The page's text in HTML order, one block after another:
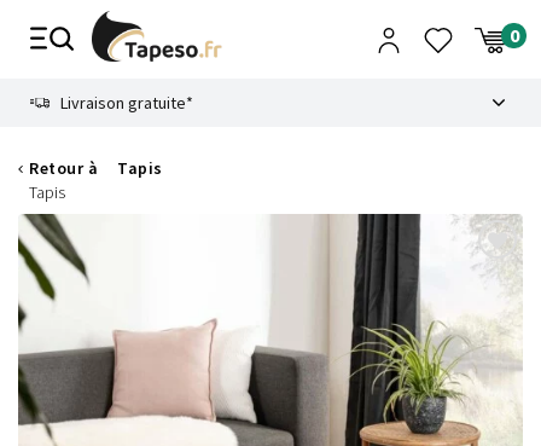
Livraison gratuite*
Retour à
Tapis
Tapis